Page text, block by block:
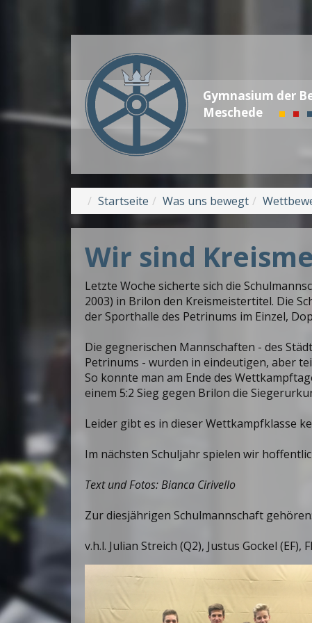
Gymnasium der
Meschede
Startseite Was uns bewegt
Wir sind
Letzte Woche sicherte sich die
2003) in Brilon den Kreismeistertitel. Die
der Sporthalle des Petrinums im Einzel,
Die gegnerischen Mannschaften - des
Petrinums - wurden in eindeutigen, aber
So konnte man am Ende des
einem 5:2 Sieg gegen Brilon die
Leider gibt es in dieser Wettkampfklasse
Im nächsten Schuljahr spielen wir
Text und Fotos: Bianca Cirivello
Zur diesjährigen Schulmannschaft gehören:
v.h.l. Julian Streich (Q2), Justus Gockel